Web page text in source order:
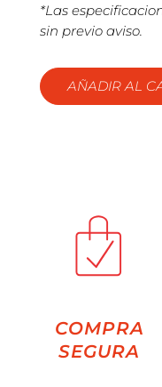
*Las
sin previo aviso.
AÑADIR AL
COMPRA
SEGURA